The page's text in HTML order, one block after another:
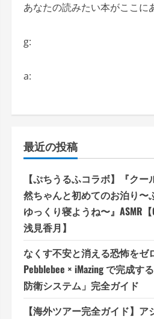
あなたの読みたい本がここに
g:
a:
最近の投稿
【ぷちうるふコラボ】『ク
然ちゃんと初めてのお泊り〜
ゆっくり寝ようね〜』ASMR
浅見香月】
なくす不安と消える恐怖をゼ
Pebblebee × iMazing で完成す
防衛システム」完全ガイド
【海外ツアー完全ガイド】ア